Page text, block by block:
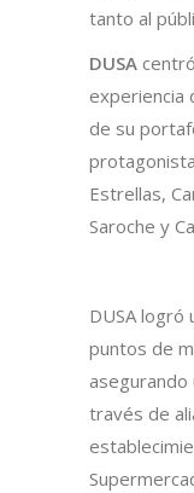
tanto al
DUSA
experiencia
de su
Estrellas,
Saroche y
DUSA logró
puntos de
asegurando
través de